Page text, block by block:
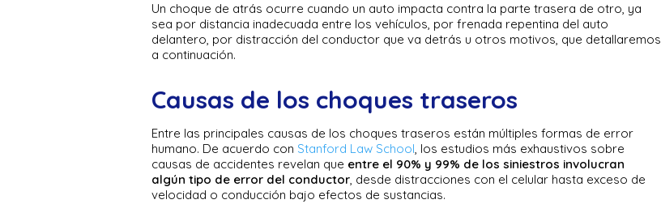
Un choque de atrás ocurre cuando un auto impacta contra la parte trasera de otro, ya
sea por distancia inadecuada entre los vehículos, por frenada repentina del auto
delantero, por distracción del conductor que va detrás u otros motivos, que detallaremos
a continuación.
Causas de los choques traseros
Entre las principales causas de los choques traseros están múltiples formas de error
humano. De acuerdo con Stanford Law School, los estudios más exhaustivos sobre
causas de accidentes revelan que entre el 90% y 99% de los siniestros involucran
algún tipo de error del conductor, desde distracciones con el celular hasta exceso de
velocidad o conducción bajo efectos de sustancias.